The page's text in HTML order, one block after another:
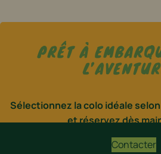
PRÊT À
Sélectionnez la colo idéale
et réservez dès
Contacter